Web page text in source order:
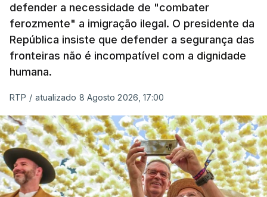
em todo o ano de 2025.
A ação de prevenção visa a deteção em alto mar
de embarcações de alta velocidade (EAV) que
utilizam a costa nacional para o tráfico de droga.
c/ Lusa
defender a necessidade de "combater
ferozmente" a imigração ilegal. O presidente da
República insiste que defender a segurança das
fronteiras não é incompatível com a dignidade
humana.
RTP / atualizado 8 Agosto 2026, 17:00